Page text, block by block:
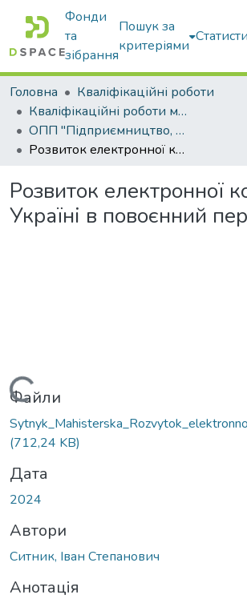
Фонди
та
зібрання
Пошук за
критеріями
Головна
Кваліфікаційні роботи
Кваліфікаційні роботи магістрів
ОПП "Підприємництво, торгівля та біржова діяльність"
Розвиток електронної комерції в Україні в повоєнний період
Розвиток електронної
Україні в повоєнний
Файли
(712,24 KB)
Дата
2024
Автори
Ситник, Іван Степанович
Анотація